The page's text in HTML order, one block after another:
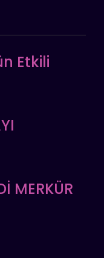
Etkili
MERKÜR